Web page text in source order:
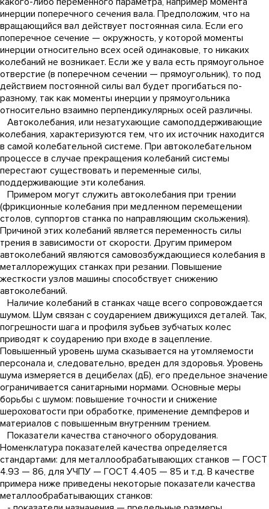
инерции поперечного сечения вала. Предположим, что на
вращающийся вал действует постоянная сила. Если его
поперечное сечение — окружность, у которой моменты
инерции относительно всех осей одинаковые, то никаких
колебаний не возникает. Если же у вала есть прямоугольное
отверстие (в поперечном сечении — прямоугольник), то под
действием постоянной силы вал будет прогибаться по-
разному, так как моменты инерции у прямоугольника
относительно взаимно перпендикулярных осей различны.
Автоколебания, или незатухающие самоподдерживающие
колебания, характеризуются тем, что их источник находится
в самой колебательной системе. При автоколебательном
процессе в случае прекращения колебаний системы
перестают существовать и переменные силы,
поддерживающие эти колебания.
Примером могут служить автоколебания при трении
(фрикционные колебания при медленном перемещении
столов, суппортов станка по направляющим скольжения).
Причиной этих колебаний является переменность силы
трения в зависимости от скорости. Другим примером
автоколебаний являются самовозбуждающиеся колебания в
металлорежущих станках при резании. Повышение
жесткости узлов машины способствует снижению
автоколебаний.
Наличие колебаний в станках чаще всего сопровождается
шумом. Шум связан с соударением движущихся деталей. Так,
погрешности шага и профиля зубьев зубчатых колес
приводят к соударению при входе в зацепление.
Повышенный уровень шума сказывается на утомляемости
персонала и, следовательно, вреден для здоровья. Уровень
шума измеряется в децибелах (дБ), его предельное значение
ограничивается санитарными нормами. Основные меры
борьбы с шумом: повышение точности и снижение
шероховатости при обработке, применение демпферов и
материалов с повышенным внутренним трением.
Показатели качества станочного оборудования.
Номенклатура показателей качества определяется
стандартами: для металлообрабатывающих станков — ГОСТ
4.93 — 86, для УЧПУ — ГОСТ 4.405 — 85 и т.д. В качестве
примера ниже приведены некоторые показатели качества
металлообрабатывающих станков: